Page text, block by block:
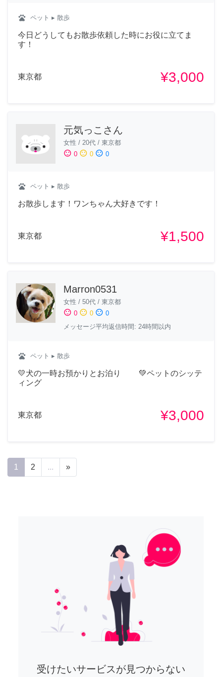
pets ペット ▸ 散歩
今日どうしてもお散歩依頼した時にお役に立てま
す！
東京都 ¥3,000
元気っこさん
女性 / 20代 / 東京都
sentiment_satisfied 0 sentiment_neutral 0 sentiment_dissatisfied 0
pets ペット ▸ 散歩
お散歩します！ワンちゃん大好きです！
東京都 ¥1,500
Marron0531
女性 / 50代 / 東京都
sentiment_satisfied 0 sentiment_neutral 0 sentiment_dissatisfied 0
メッセージ平均返信時間: 24時間以内
pets ペット ▸ 散歩
💛犬の一時お預かりとお泊り 💚ペットのシッテ
ィング
東京都 ¥3,000
1 2 ... »
受けたいサービスが見つからない